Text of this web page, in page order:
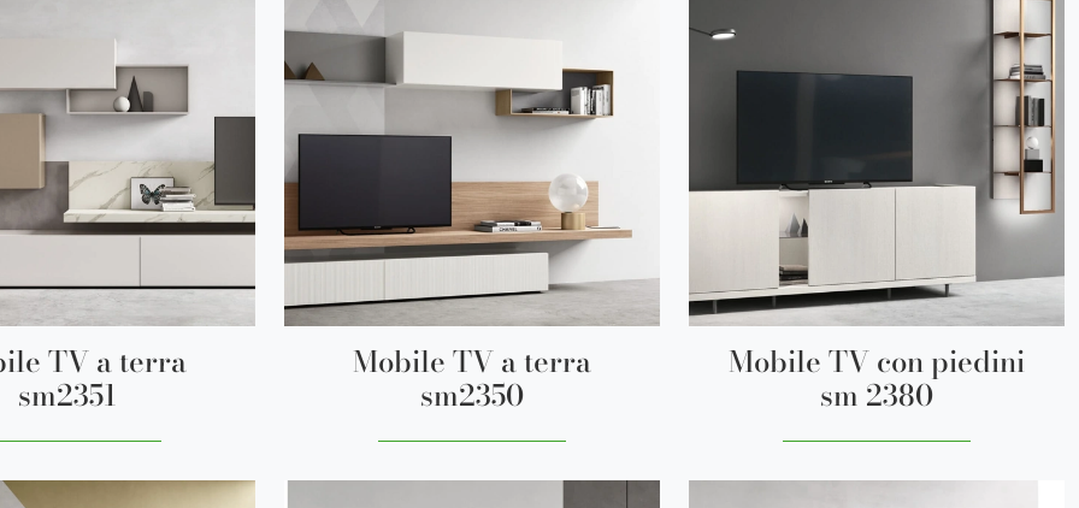
TV a terra
sm2351
Mobile TV a terra
sm2350
Mobile TV con piedini
sm 2380